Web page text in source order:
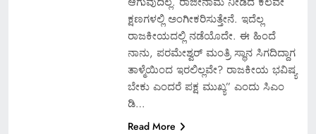
ಕ್ಷಣಗಳಲ್ಲಿ ಅಂಗೀಕರಿಸುತ್ತೇನೆ. ಇದೆಲ್ಲ
ರಾಜಕೀಯದಲ್ಲಿ ನಡೆಯೊದೇ. ಈ ಹಿಂದೆ
ನಾನು, ಪರಮೇಶ್ವರ್ ಮಂತ್ರಿ ಸ್ಥಾನ ಸಿಗದಿದ್ದಾಗ
ತಾಳ್ಮೆಯಿಂದ ಇರಲಿಲ್ಲವೇ? ರಾಜಕೀಯ ಭವಿಷ್ಯ
ಬೇಕು ಎಂದರೆ ಪಕ್ಷ ಮುಖ್ಯ” ಎಂದು ಸಿಎಂ
ಡಿ…
Read More